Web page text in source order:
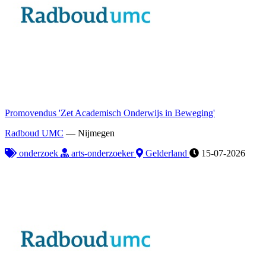
Promovendus 'Zet Academisch Onderwijs in Beweging'
Radboud UMC — Nijmegen
onderzoek
arts-onderzoeker Gelderland 15-07-2026